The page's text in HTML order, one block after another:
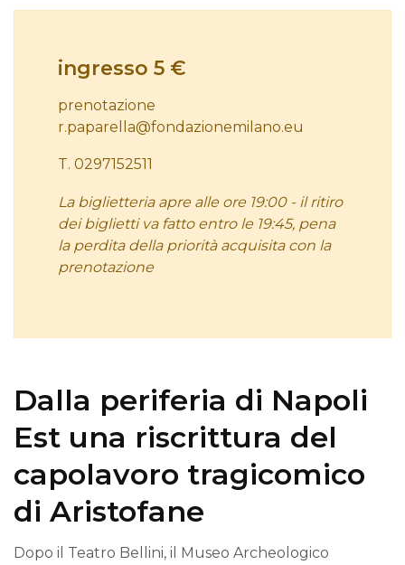
ingresso 5 €
prenotazione
r.paparella@fondazionemilano.eu
T. 0297152511
La biglietteria apre alle ore 19:00 - il ritiro
dei biglietti va fatto entro le 19:45, pena
la perdita della priorità acquisita con la
prenotazione
Dalla periferia di Napoli
Est una riscrittura del
capolavoro tragicomico
di Aristofane
Dopo il Teatro Bellini, il Museo Archeologico